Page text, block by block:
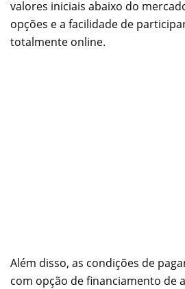
valores iniciais abaixo do
opções e a facilidade de
totalmente online.
Além disso, as condições de
com opção de financiamento de